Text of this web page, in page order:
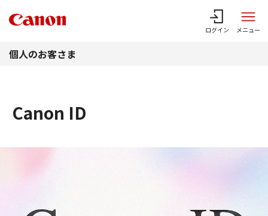
ログイン メニュー
個人のお客さま
Canon ID